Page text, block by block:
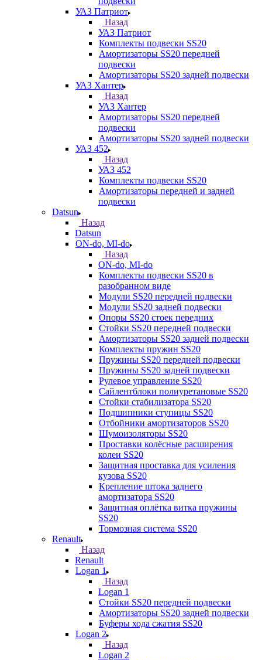
УАЗ Патриот
Назад
УАЗ Патриот
Комплекты подвески SS20
Амортизаторы SS20 передней
подвески
Амортизаторы SS20 задней подвески
УАЗ Хантер
Назад
УАЗ Хантер
Амортизаторы SS20 передней
подвески
Амортизаторы SS20 задней подвески
УАЗ 452
Назад
УАЗ 452
Комплекты подвески SS20
Амортизаторы передней и задней
подвески
Datsun
Назад
Datsun
ON-do, MI-do
Назад
ON-do, MI-do
Комплекты подвески SS20 в
разобранном виде
Модули SS20 передней подвески
Модули SS20 задней подвески
Опоры SS20 стоек передних
Стойки SS20 передней подвески
Амортизаторы SS20 задней подвески
Комплекты пружин SS20
Пружины SS20 передней подвески
Пружины SS20 задней подвески
Рулевое управление SS20
Сайлентблоки полиуретановые SS20
Стойки стабилизатора SS20
Подшипники ступицы SS20
Отбойники амортизаторов SS20
Шумоизоляторы SS20
Проставки колёсные расширения
колеи SS20
Защитная проставка для усиления
кузова SS20
Крепление штока заднего
амортизатора SS20
Защитная оплётка витка пружины
SS20
Тормозная система SS20
Renault
Назад
Renault
Logan 1
Назад
Logan 1
Стойки SS20 передней подвески
Амортизаторы SS20 задней подвески
Буферы хода сжатия SS20
Logan 2
Назад
Logan 2